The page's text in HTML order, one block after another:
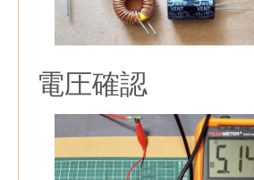
電圧確認